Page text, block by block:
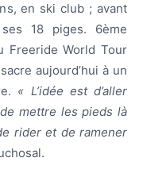
en ski club ; avant
18 piges. 6ème
Freeride World Tour
aujourd’hui à un
« L’idée est d’aller
mettre les pieds là
rider et de ramener